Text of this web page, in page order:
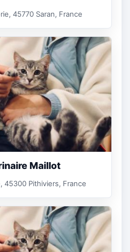
45770 Saran, France
Maillot
45300 Pithiviers, France